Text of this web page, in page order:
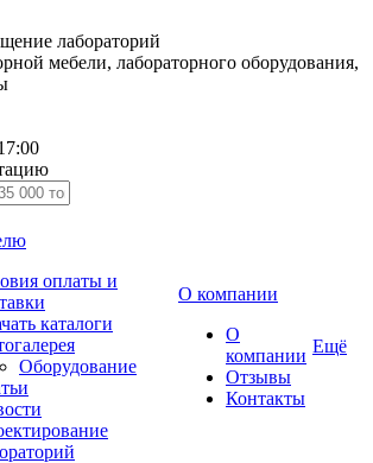
лабораторий
мебели, лабораторного оборудования,
оплаты и
каталоги
Оборудование
О компании
О
компании
Отзывы
Контакты
Ещё